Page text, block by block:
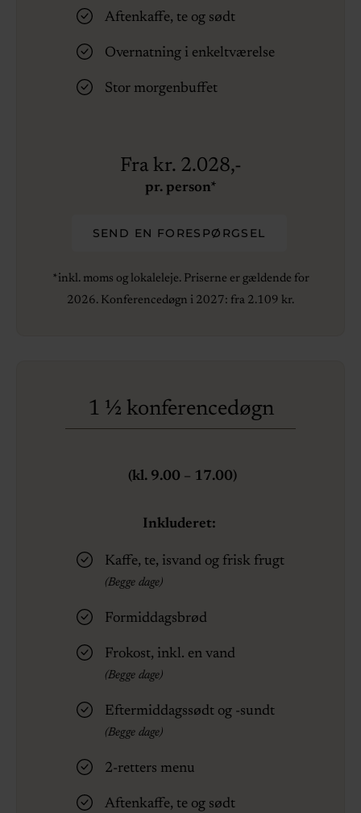
Aftenkaffe, te og sødt
Overnatning i enkeltværelse
Stor morgenbuffet
Fra kr. 2.028,-
pr. person*
SEND EN FORESPØRGSEL
*inkl. moms og lokaleleje. Priserne er gældende for
2026. Konferencedøgn i 2027: fra 2.109 kr.
1 ½ konferencedøgn
(kl. 9.00 – 17.00)
Inkluderet:
Kaffe, te, isvand og frisk frugt
(Begge dage)
Formiddagsbrød
Frokost, inkl. en vand
(Begge dage)
Eftermiddagssødt og -sundt
(Begge dage)
2-retters menu
Aftenkaffe, te og sødt